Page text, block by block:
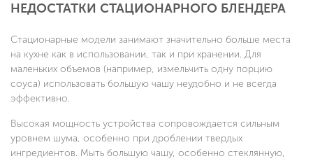
НЕДОСТАТКИ СТАЦИОНАРНОГО БЛЕНДЕРА
Стационарные модели занимают значительно больше места
на кухне как в использовании, так и при хранении. Для
маленьких объемов (например, измельчить одну порцию
соуса) использовать большую чашу неудобно и не всегда
эффективно.
Высокая мощность устройства сопровождается сильным
уровнем шума, особенно при дроблении твердых
ингредиентов. Мыть большую чашу, особенно стеклянную,